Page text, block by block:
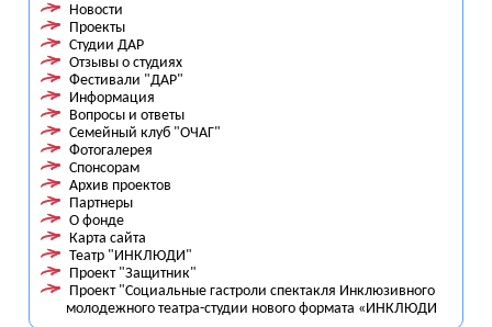
Новости
Проекты
Студии ДАР
Отзывы о студиях
Фестивали "ДАР"
Информация
Вопросы и ответы
Семейный клуб "ОЧАГ"
Фотогалерея
Спонсорам
Архив проектов
Партнеры
О фонде
Карта сайта
Театр "ИНКЛЮДИ"
Проект "Защитник"
Проект "Социальные гастроли спектакля Инклюзивного
молодежного театра-студии нового формата «ИНКЛЮДИ